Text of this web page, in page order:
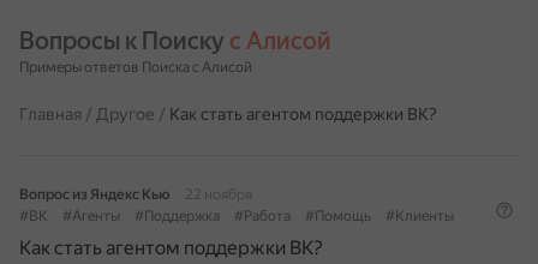
Вопросы к Поиску с Алисой
Примеры ответов Поиска с Алисой
Главная / Другое / Как стать агентом поддержки ВК?
Вопрос из Яндекс Кью
22 ноября
#ВК
#Агенты #Поддержка #Работа #Помощь #Клиенты
Как стать агентом поддержки ВК?